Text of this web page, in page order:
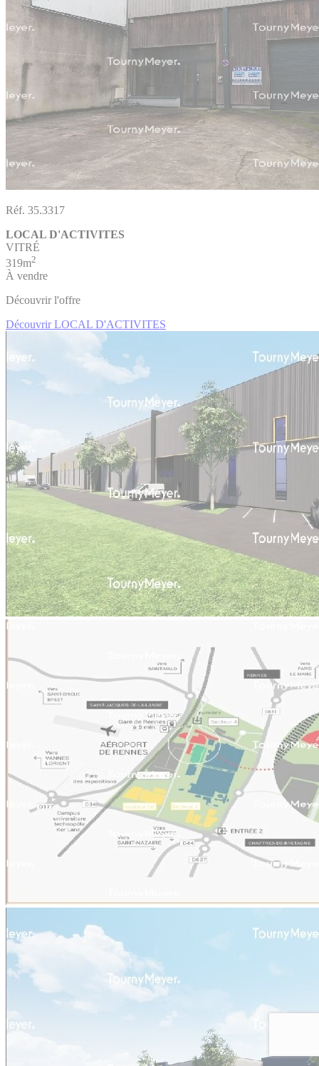
Réf. 35.3317
LOCAL D'ACTIVITES
VITRÉ
319m2
À vendre
Découvrir l'offre
Découvrir LOCAL D'ACTIVITES